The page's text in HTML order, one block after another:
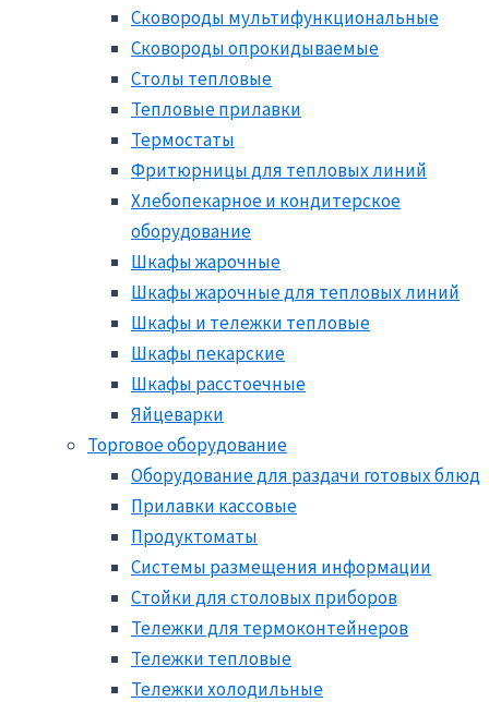
Сковороды мультифункциональные
Сковороды опрокидываемые
Столы тепловые
Тепловые прилавки
Термостаты
Фритюрницы для тепловых линий
Хлебопекарное и кондитерское
оборудование
Шкафы жарочные
Шкафы жарочные для тепловых линий
Шкафы и тележки тепловые
Шкафы пекарские
Шкафы расстоечные
Яйцеварки
Торговое оборудование
Оборудование для раздачи готовых блюд
Прилавки кассовые
Продуктоматы
Системы размещения информации
Стойки для столовых приборов
Тележки для термоконтейнеров
Тележки тепловые
Тележки холодильные